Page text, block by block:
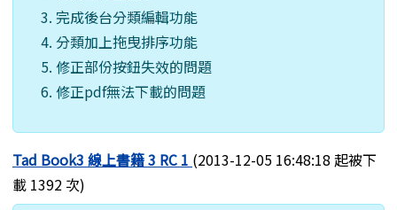
完成後台分類編輯功能
分類加上拖曳排序功能
修正部份按鈕失效的問題
修正pdf無法下載的問題
Tad Book3 線上書籍 3 RC 1 (2013-12-05 16:48:18 起被下
載 1392 次)